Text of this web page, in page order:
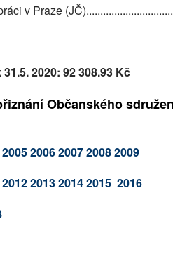
v Praze
2020: 92 308.93 Kč
Občanského
20052006200720082009
2012201320142015 2016